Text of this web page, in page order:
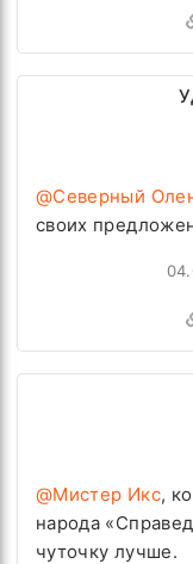
@Северный
своих
@Мистер Икс,
народа
чуточку лучше.